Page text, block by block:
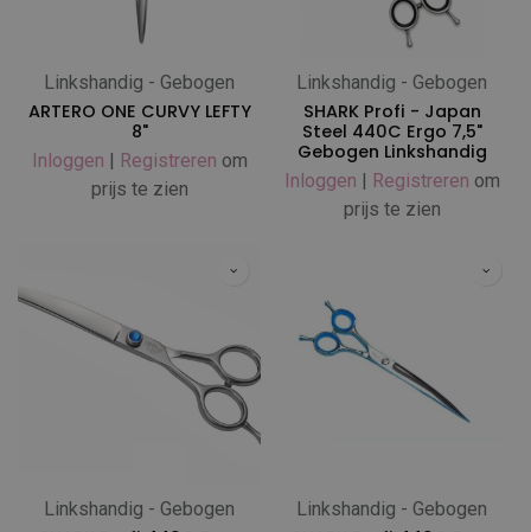
Linkshandig - Gebogen
ARTERO ONE CURVY LEFTY
8"
Inloggen | Registreren om
prijs te zien
Linkshandig - Gebogen
SHARK Profi - Japan
Steel 440C Ergo 7,5"
Gebogen Linkshandig
Inloggen | Registreren om
prijs te zien
Linkshandig - Gebogen Linkshandig - Gebogen